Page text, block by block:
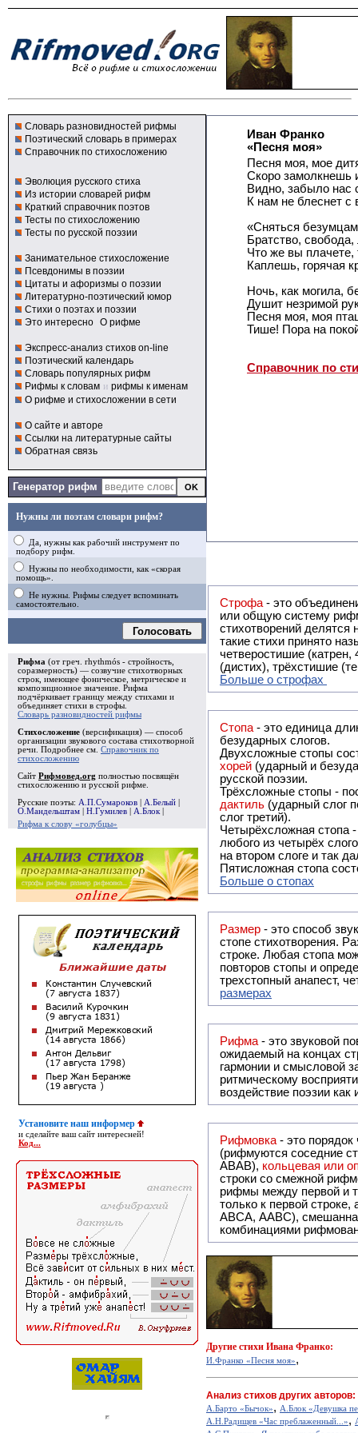
Словарь разновидностей рифмы
Поэтический словарь в примерах
Справочник по стихосложению
Эволюция русского стиха
Из истории словарей рифм
Краткий справочник поэтов
Тесты по стихосложению
Тесты по русской поэзии
Занимательное стихосложение
Псевдонимы в поэзии
Цитаты и афоризмы о поэзии
Литературно-поэтический юмор
Стихи о поэтах и поэзии
Это интересно О рифме
Экспресс-анализ стихов on-line
Поэтический календарь
Словарь популярных рифм
Рифмы к словам и рифмы к именам
О рифме и стихосложении в сети
О сайте и авторе
Ссылки на литературные сайты
Обратная связь
Генератор рифм
Нужны ли поэтам словари рифм?
Да, нужны как рабочий инструмент по
подбору рифм.
Нужны по необходимости, как «скорая
помощь».
Не нужны. Рифмы следует вспоминать
самостоятельно.
Голосовать
Рифма (от греч. rhythmós - стройность,
соразмерность) — созвучие стихотворных
строк, имеющее фоническое, метрическое и
композиционное значение. Рифма
подчёркивает границу между стихами и
объединяет стихи в строфы
Словарь разновидностей рифмы
Стихосложение (версификация) — способ
организации звукового состава стихотворной
речи. Подробнее см. Справочник по
стихосложению
Сайт Рифмовед.org полностью посвящён
стихосложению и русской рифме.
Русские поэты: А.П.Сумароков А.Белый
О.Мандельштам
Н.Гумилев А.Блок
Рифма к слову «голубцы»
Установите наш информер
и сделайте ваш сайт интересней!
Код...
Иван Франко
«Песня моя»
Песня моя, мое
Скоро замолкнешь
Видно, забыло нас
К нам не блеснет с
«Сняться
Братство,
Что же вы плачете,
Каплешь, горячая
Ночь, как могила,
Душит незримой
Песня моя, моя
Тише! Пора на
Справочник по
Строфа - это объединение двух
или общую систему рифм, и регулярно или периодически
стихотворений делятся на строфы и т.о. являются строфическими.
такие стихи принято называть астрофическими. Самая популярная строфа в русской поэзии -
четверостишие
(дистих), трёхстишие
Больше о строфах
Стопа - это единица
безударных слогов.
Двухсложные стопы
хорей (ударный и
русской поэзии.
Трёхсложные стопы -
дактиль (ударный слог
слог третий).
Четырёхсложная стопа
любого из четырёх
на втором слоге и так
Пятисложная стопа
Больше о стопах
Размер - это способ
стопе стихотворения.
строке. Любая стопа
повторов стопы и
трехстопный анапест,
размерах
Рифма - это звуковой повтор, традиционно используемый в поэзии и, как
ожидаемый на концах
гармонии и смысловой
ритмическому
воздействие поэзии
Рифмовка - это
(рифмуются соседние
ABAB), кольцевая или
строки со смежной
рифмы между первой и
только к первой
ABCA, AABC), смешанная или вольная рифмовка (рифмовка в сложных строфах с различными
комбинациями
Другие стихи Ивана Франко:
И.Франко «Песня моя»,
Анализ стихов других авторов:
А.Барто «Бычок», А.Блок «Девушка
А.Н.Радищев «Час преблаженный...»,